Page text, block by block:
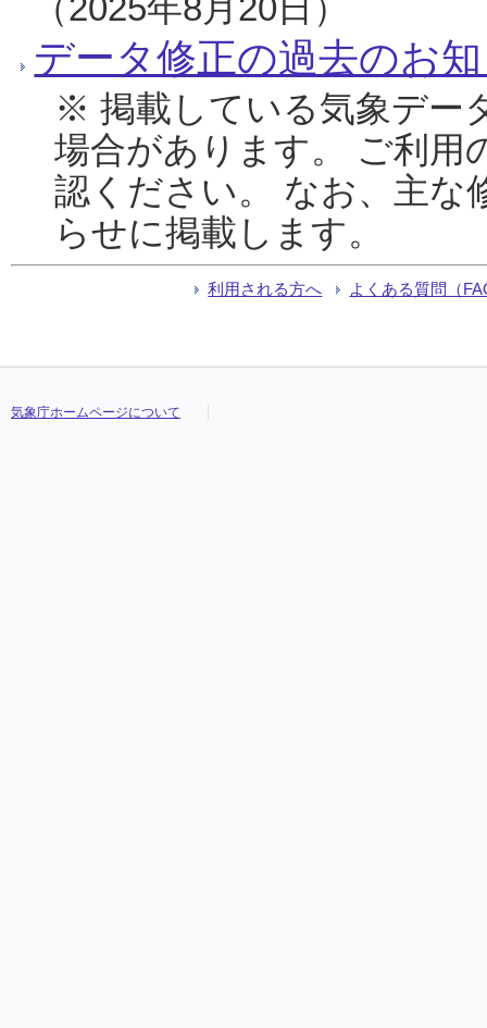
データ修正の過去のお
※ 掲載している気象デー
場合があります。 ご利用
認ください。 なお、主な
らせに掲載します。
利用される方へ よくある質問（
気象庁ホームページについて